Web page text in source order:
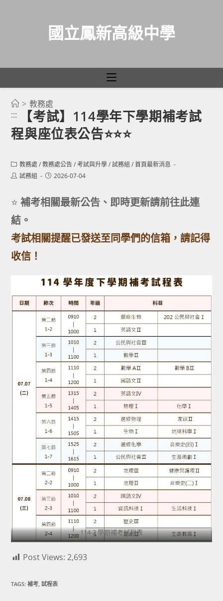
國立鳳新高級中學
> 教務處
:::
【考試】114學年下學期補考試
程與座位表公告⭐⭐⭐
Post
category:
教務處 / 教務處公告 / 考試與升學 / 試務組 / 首頁最新消息
Post試務組
Post2026-07-04
⭐補考相關最新公告、即時更新請前往此連
結。
考試相關提醒已發送至同學們的信箱，請記得
收信！
114-2 學期補考試程表
Post Views: 2,693
TAGS:補考, 試程表